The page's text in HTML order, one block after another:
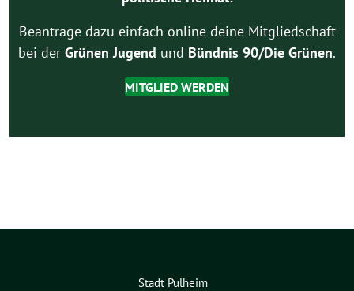
Beantrage dazu einfach online deine Mitgliedschaft
bei der Grünen Jugend und Bündnis 90/Die Grünen.
MITGLIED WERDEN
Stadt Pulheim